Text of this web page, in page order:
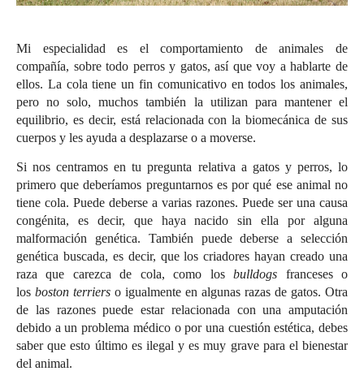
Mi especialidad es el comportamiento de animales de
compañía, sobre todo perros y gatos, así que voy a hablarte de
ellos. La cola tiene un fin comunicativo en todos los animales,
pero no solo, muchos también la utilizan para mantener el
equilibrio, es decir, está relacionada con la biomecánica de sus
cuerpos y les ayuda a desplazarse o a moverse.
Si nos centramos en tu pregunta relativa a gatos y perros, lo
primero que deberíamos preguntarnos es por qué ese animal no
tiene cola. Puede deberse a varias razones. Puede ser una causa
congénita, es decir, que haya nacido sin ella por alguna
malformación genética. También puede deberse a selección
genética buscada, es decir, que los criadores hayan creado una
raza que carezca de cola, como losbulldogs franceses o
los boston terriers o igualmente en algunas razas de gatos. Otra
de las razones puede estar relacionada con una amputación
debido a un problema médico o por una cuestión estética, debes
saber que esto último es ilegal y es muy grave para el bienestar
del animal.